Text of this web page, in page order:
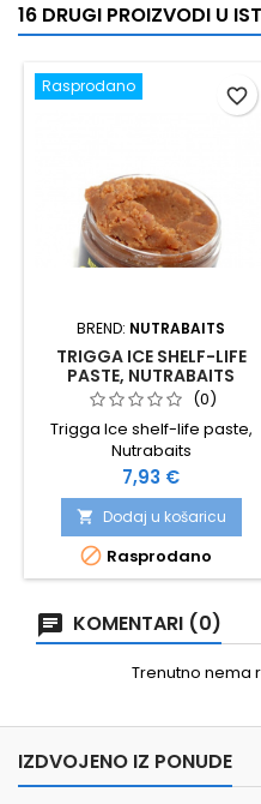
16 DRUGI PROIZVODI U
Rasprodano
BREND: NUTRABAITS
TRIGGA ICE SHELF-LIFE
PASTE, NUTRABAITS
(0)
Trigga Ice shelf-life paste,
Nutrabaits
Cijena
7,93 €
 Dodaj u košaricu
 Rasprodano
favorite_border
KOMENTARI (0)
Trenutno nema
IZDVOJENO IZ PONUDE